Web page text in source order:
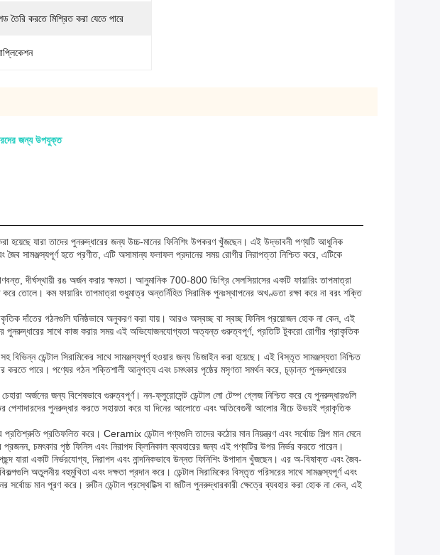
তৈরি করতে মিশ্রিত করা যেতে পারে
জন্য উপযুক্ত
হয়েছে যারা তাদের পুনরুদ্ধারের জন্য উচ্চ-মানের ফিনিশিং উপকরণ খুঁজছেন। এই উদ্ভাবনী পণ্যটি আধুনিক
জৈব সামঞ্জস্যপূর্ণ হতে প্রণীত, এটি অসামান্য ফলাফল প্রদানের সময় রোগীর নিরাপত্তা নিশ্চিত করে, এটিকে
দীর্ঘস্থায়ী রঙ অর্জন করার ক্ষমতা। আনুমানিক 700-800 ডিগ্রি সেলসিয়াসের একটি ফায়ারিং তাপমাত্রা
তোলে। কম ফায়ারিং তাপমাত্রা শুধুমাত্র অন্তর্নিহিত সিরামিক পুনঃস্থাপনের অখণ্ডতা রক্ষা করে না বরং শক্তি
দাঁতের গঠনগুলি ঘনিষ্ঠভাবে অনুকরণ করা যায়। আরও অস্বচ্ছ বা স্বচ্ছ ফিনিস প্রয়োজন হোক না কেন, এই
পুনরুদ্ধারের সাথে কাজ করার সময় এই অভিযোজনযোগ্যতা অত্যন্ত গুরুত্বপূর্ণ, প্রতিটি টুকরো রোগীর প্রাকৃতিক
ডেন্টাল সিরামিকের সাথে সামঞ্জস্যপূর্ণ হওয়ার জন্য ডিজাইন করা হয়েছে। এই বিস্তৃত সামঞ্জস্যতা নিশ্চিত
করতে পারে। পণ্যের গঠন শক্তিশালী আনুগত্য এবং চমৎকার পৃষ্ঠের মসৃণতা সমর্থন করে, চূড়ান্ত পুনরুদ্ধারের
অর্জনের জন্য বিশেষভাবে গুরুত্বপূর্ণ। নন-ফ্লুরোসেন্ট ডেন্টাল লো টেম্প গ্লেজ নিশ্চিত করে যে পুনরুদ্ধারগুলি
পেশাদারদের পুনরুদ্ধার করতে সহায়তা করে যা দিনের আলোতে এবং অতিবেগুনী আলোর নীচে উভয়ই প্রাকৃতিক
প্রতিফলিত করে। Ceramix ডেন্টাল পণ্যগুলি তাদের কঠোর মান নিয়ন্ত্রণ এবং সর্বোচ্চ শিল্প মান মেনে
প্রজনন, চমৎকার পৃষ্ঠ ফিনিস এবং নিরাপদ ক্লিনিকাল ব্যবহারের জন্য এই পণ্যটির উপর নির্ভর করতে পারেন।
যারা একটি নির্ভরযোগ্য, নিরাপদ এবং নান্দনিকভাবে উন্নত ফিনিশিং উপাদান খুঁজছেন। এর অ-বিষাক্ত এবং জৈব-
অতুলনীয় বহুমুখিতা এবং দক্ষতা প্রদান করে। ডেন্টাল সিরামিকের বিস্তৃত পরিসরের সাথে সামঞ্জস্যপূর্ণ এবং
মান পূরণ করে। রুটিন ডেন্টাল প্রস্থেটিক্স বা জটিল পুনরুদ্ধারকারী ক্ষেত্রে ব্যবহার করা হোক না কেন, এই